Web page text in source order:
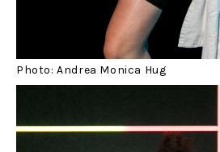
Photo: Andrea Monica Hug